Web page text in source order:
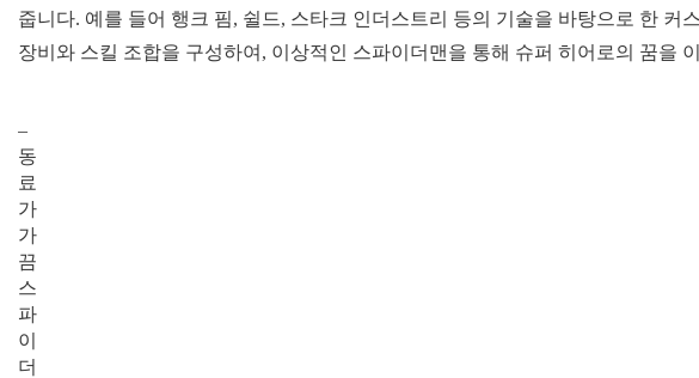
줍니다. 예를 들어 행크 핌, 쉴드, 스타크 인더스트리 등의 기술을 바탕으로 한 커
장비와 스킬 조합을 구성하여, 이상적인 스파이더맨을 통해 슈퍼 히어로의 꿈을
–
동
료
가
가
끔
스
파
이
더